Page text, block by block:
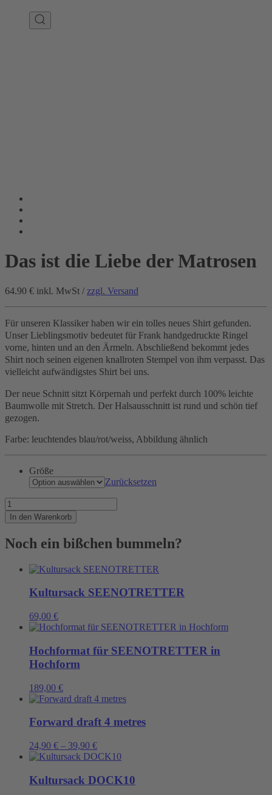
Das ist die Liebe der Matrosen
64.90 € inkl. MwSt / zzgl. Versand
Für unseren Klassiker haben wir ein tolles neues Shirt gefunden.
Unser Lieblingsmotiv bedeutet für Frank handgedruckte Ringel
vorne, hinten und an den Ärmeln. Abschließend bekommt jedes
Shirt noch seinen eigenen knallroten Stempel von ihm verpasst. Das
vielleicht aufwändigstes Shirt bei uns.
Der neue Schnitt sitzt Körpernah und perfekt durch 100% leichte
Baumwolle mit Stretch. Der Halsausschnitt ist rund und schön tief
gezogen.
Farbe: leuchtendes blau/rot/weiss, Abbildung ähnlich
Größe
Zurücksetzen
Das
ist
die
der
Menge
In den Warenkorb
Noch ein bißchen bummeln?
Kultursack SEENOTRETTER
69,00 €
Hochformat für SEENOTRETTER in
Hochform
189,00 €
Forward draft 4 metres
24,90 € – 39,90 €
Kultursack DOCK10